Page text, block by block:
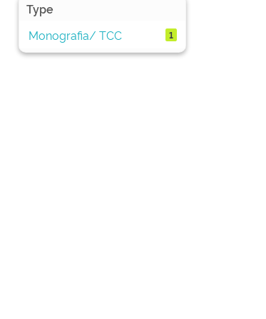
Type
Monografia/ TCC
1